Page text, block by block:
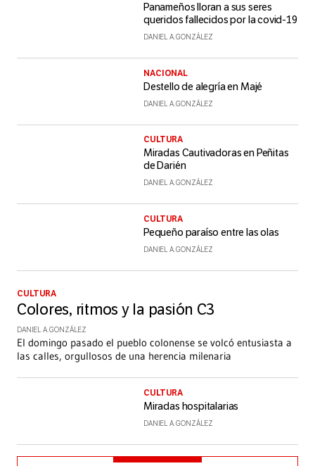
Panameños lloran a sus seres
queridos fallecidos por la covid-19
DANIEL A. GONZÁLEZ
NACIONAL
Destello de alegría en Majé
DANIEL A. GONZÁLEZ
CULTURA
Miradas Cautivadoras en Peñitas
de Darién
DANIEL A. GONZÁLEZ
CULTURA
Pequeño paraíso entre las olas
DANIEL A. GONZÁLEZ
CULTURA
Colores, ritmos y la pasión C3
DANIEL A. GONZÁLEZ
El domingo pasado el pueblo colonense se volcó entusiasta a
las calles, orgullosos de una herencia milenaria
CULTURA
Miradas hospitalarias
DANIEL A. GONZÁLEZ